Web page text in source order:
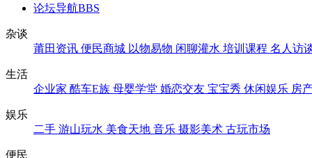
论坛导航BBS
杂谈
莆田资讯 便民商城 以物易物 闲聊灌水 培训课程 名人访
生活
企业家 酷车E族 母婴学堂 婚恋交友 宝宝秀 休闲娱乐 房
娱乐
二手 游山玩水 美食天地 音乐 摄影美术 古玩市场
便民